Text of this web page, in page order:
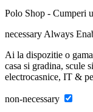
Polo Shop - Cumperi
necessary Always
Ai la dispozitie o
casa si gradina, scule
electrocasnice, IT &
non-necessary